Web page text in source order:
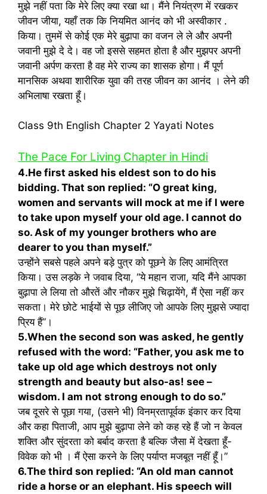
मुझे नहीं पता कि मेरे लिए क्या रखा था। मैंने नियंत्रण में रखकर
जीवन जीया, यहाँ तक कि नियमित आनंद को भी अस्वीकार .
किया। तुममें से कोई एक मेरे बुढ़ापा का वजन ले ले और अपनी
जवानी मुझे दे दे। वह जो इससे सहमत होता है और मुझपर अपनी
जवानी अर्पण करता है वह मेरे राज्य का शासक होगा। मैं पूर्ण
मानसिक अथवा शारीरिक युवा की तरह जीवन का आनंद । लेने की
अभिलाषा रखता हूँ।
Class 9th English Chapter 2 Yayati Notes
The Pace For Living Chapter in Hindi
4.He first asked his eldest son to do his
bidding. That son replied: “O great king,
women and servants will mock at me if I were
to take upon myself your old age. I cannot do
so. Ask of my younger brothers who are
dearer to you than myself.”
उन्होंने सबसे पहले अपने बड़े पुत्र को पूछने के लिए आमंत्रित
किया। उस लड़के ने जवाब दिया, “ये महान राजा, यदि मैंने आपका
बुढ़ापा ले लिया तो औरतें और नौकर मुझे चिढ़ायेंगे, मैं ऐसा नहीं कर
सकता। मेरे छोटे भाईयों से पूछ लीजिए जो आपके लिए मुझसे ज्यादा
प्रिय हैं”।
5.When the second son was asked, he gently
refused with the word: “Father, you ask me to
take up old age which destroys not only
strength and beauty but also-as! see –
wisdom. I am not strong enough to do so.”
जब दूसरे से पूछा गया, (उसने भी) विनम्रतापूर्वक इंकार कर दिया
और कहा पिताजी, आप मुझे बुढ़ापा लेने को कह रहे हैं जो न केवल
शक्ति और सुंदरता को बर्बाद करता है बल्कि जैसा में देखता हूँ-
विवेक को भी । मैं ऐसा करने के लिए पर्याप्त मजबूत नहीं हूँ।”
6.The third son replied: “An old man cannot
ride a horse or an elephant. His speech will